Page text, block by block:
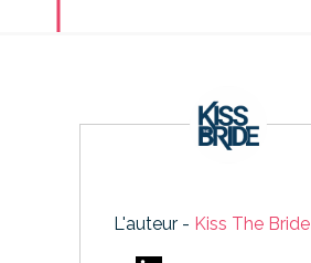
L'auteur - Kiss The Bride